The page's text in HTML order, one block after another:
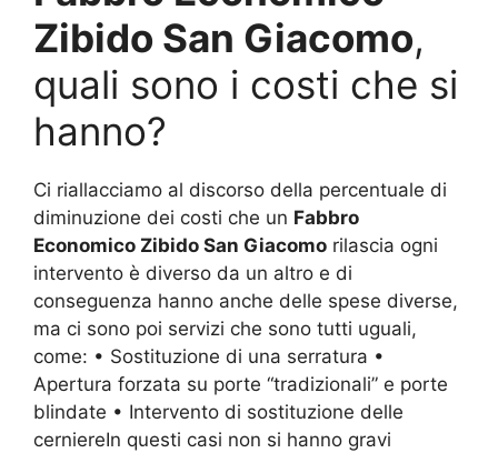
Zibido San Giacomo,
quali sono i costi che si
hanno?
Ci riallacciamo al discorso della percentuale di
diminuzione dei costi che un Fabbro
Economico Zibido San Giacomo rilascia ogni
intervento è diverso da un altro e di
conseguenza hanno anche delle spese diverse,
ma ci sono poi servizi che sono tutti uguali,
come: • Sostituzione di una serratura •
Apertura forzata su porte “tradizionali” e porte
blindate • Intervento di sostituzione delle
cerniereIn questi casi non si hanno gravi